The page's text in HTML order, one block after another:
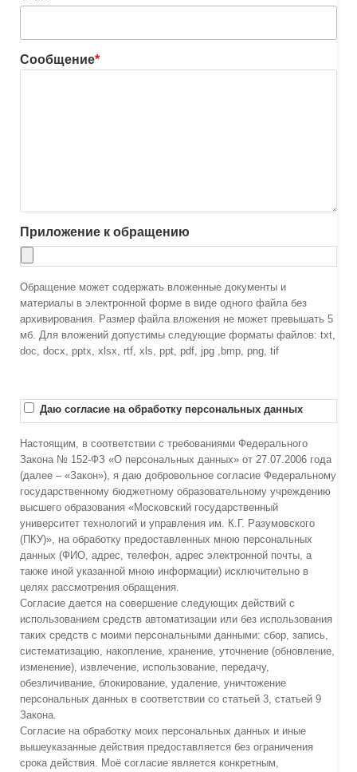
Сообщение*
Приложение к обращению
Обращение может содержать вложенные документы и
материалы в электронной форме в виде одного файла без
архивирования. Размер файла вложения не может превышать 5
мб. Для вложений допустимы следующие форматы файлов: txt,
doc, docx, pptx, xlsx, rtf, xls, ppt, pdf, jpg ,bmp, png, tif
Даю согласие на обработку персональных данных
Настоящим, в соответствии с требованиями Федерального
Закона № 152-ФЗ «О персональных данных» от 27.07.2006 года
(далее – «Закон»), я даю добровольное согласие Федеральному
государственному бюджетному образовательному учреждению
высшего образования «Московский государственный
университет технологий и управления им. К.Г. Разумовского
(ПКУ)», на обработку предоставленных мною персональных
данных (ФИО, адрес, телефон, адрес электронной почты, а
также иной указанной мною информации) исключительно в
целях рассмотрения обращения.
Согласие дается на совершение следующих действий с
использованием средств автоматизации или без использования
таких средств с моими персональными данными: сбор, запись,
систематизацию, накопление, хранение, уточнение (обновление,
изменение), извлечение, использование, передачу,
обезличивание, блокирование, удаление, уничтожение
персональных данных в соответствии со статьей 3, статьей 9
Закона.
Согласие на обработку моих персональных данных и иные
вышеуказанные действия предоставляется без ограничения
срока действия. Моё согласие является конкретным,